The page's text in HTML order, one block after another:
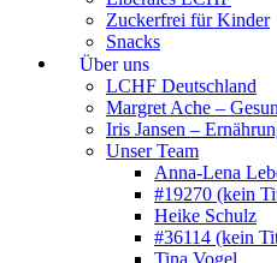
Zuckerfrei für Kinder
Snacks
Über uns
LCHF Deutschland
Margret Ache –
Iris Jansen –
Unser Team
Anna-Lena
#19270 (kein
Heike Schulz
#36114 (kein
Tina Vogel